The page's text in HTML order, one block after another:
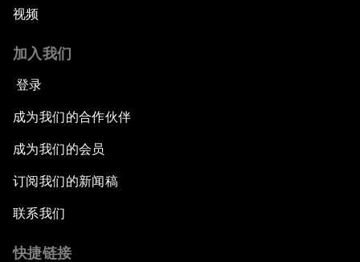
视频
加入我们
登录
成为我们的合作伙伴
成为我们的会员
订阅我们的新闻稿
联系我们
快捷链接